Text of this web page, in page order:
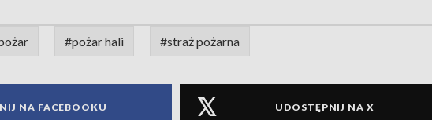
#pożar hali #straż pożarna
NA FACEBOOKU UDOSTĘPNIJ NA X